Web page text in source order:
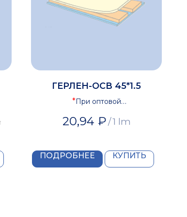
ГЕРЛЕН-ОСВ 45*1.5
*При оптовой
20,94 ₽/1 lm
ПОДРОБНЕЕ КУПИТЬ